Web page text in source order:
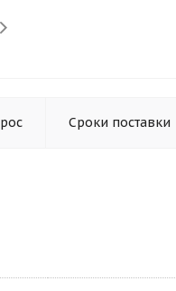
Сроки поставки